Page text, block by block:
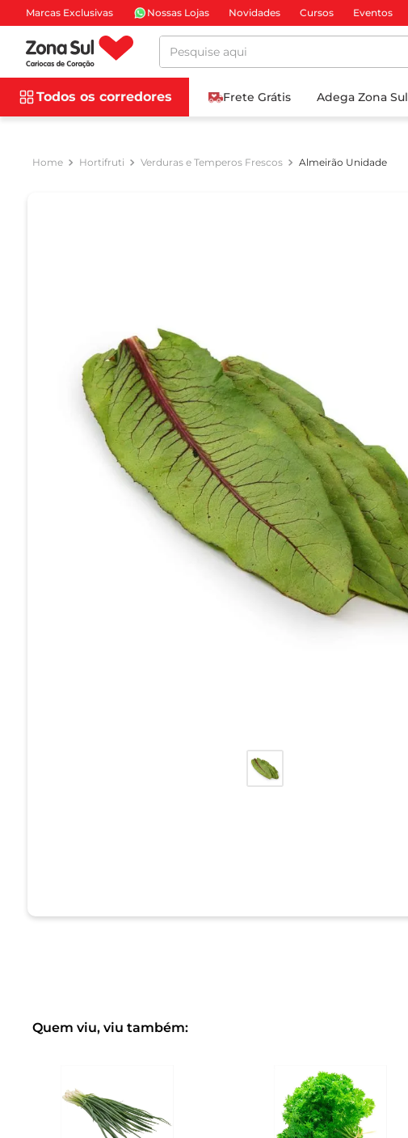
Marcas Exclusivas Nossas Lojas Novidades Cursos Eventos
Pesquise aqui
Todos os corredores Frete Grátis Adega Zona Sul
Hortifruti Verduras e Temperos Frescos Almeirão Unidade
Quem viu, viu também: